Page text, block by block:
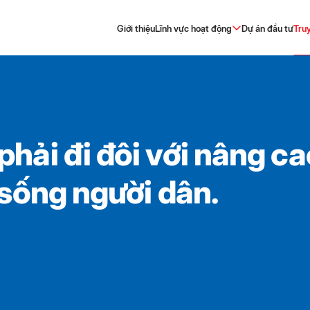
Giới thiệuLĩnh vực hoạt động Dự án đầu tư
đi đôi với nâng
người dân.